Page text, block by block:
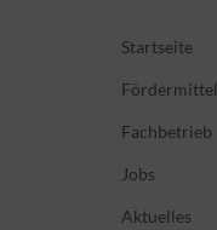
Startseite
Fördermittel
Fachbetrieb
Jobs
Aktuelles